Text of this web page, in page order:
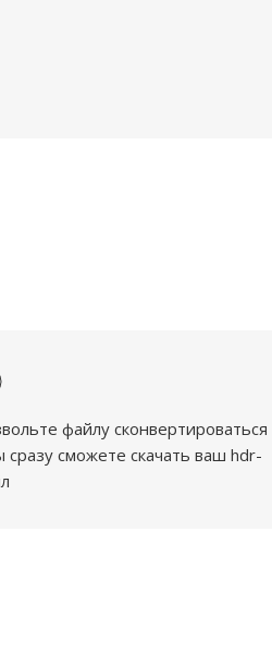
файлу сконвертироваться
сразу сможете скачать ваш hdr-